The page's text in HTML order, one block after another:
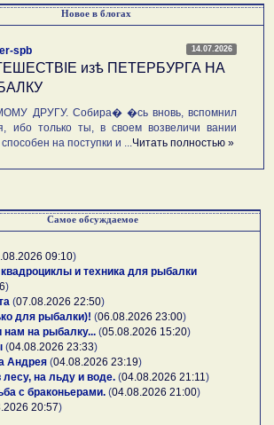
Новое в блогах
14.07.2026
spb
изѣ ПЕТЕРБУРГА НА
ДРУГУ. Собира� �сь вновь, вспомнил
ибо только ты, в своем возвеличи вании
на поступки и ... Читать полностью »
Самое обсуждаемое
09:10)
и техника для рыбалки
)
(07.08.2026 22:50)
для рыбалки)! (06.08.2026 23:00)
нам на рыбалку... (05.08.2026 15:20)
(04.08.2026 23:33)
Андрея (04.08.2026 23:19)
лесу, на льду и воде. (04.08.2026 21:11 )
с браконьерами. (04.08.2026 21:00)
20:57)